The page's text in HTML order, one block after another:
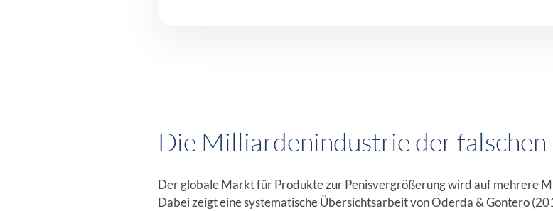
Die Milliardenindustrie der
Der globale Markt für Produkte zur Penisvergrößerung wird auf mehrere
Dabei zeigt eine systematische Übersichtsarbeit von Oderda & Gontero